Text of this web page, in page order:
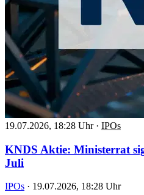
19.07.2026, 18:28 Uhr · IPOs
KNDS Aktie: Ministerrat
Juli
IPOs · 19.07.2026, 18:28 Uhr